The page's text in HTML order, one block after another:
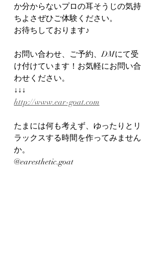
か分からないプロの耳そうじの気持
ちよさぜひご体験ください。
お待ちしております♪
お問い合わせ、ご予約、DMにて受
け付けています！お気軽にお問い合
わせください。
↓↓↓
http://www.ear-goat.com
たまには何も考えず、ゆったりとリ
ラックスする時間を作ってみません
か。
@earesthetic.goat